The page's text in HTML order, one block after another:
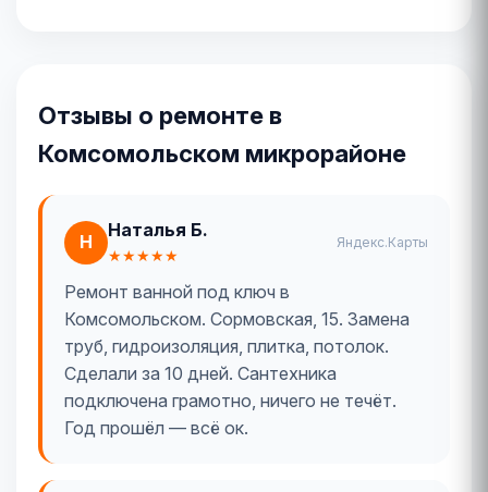
Отзывы о ремонте в
Комсомольском микрорайоне
Н
Наталья Б.
★★★★★
Яндекс.Карты
Ремонт ванной под ключ в
Комсомольском. Сормовская, 15. Замена
труб, гидроизоляция, плитка, потолок.
Сделали за 10 дней. Сантехника
подключена грамотно, ничего не течёт.
Год прошёл — всё ок.